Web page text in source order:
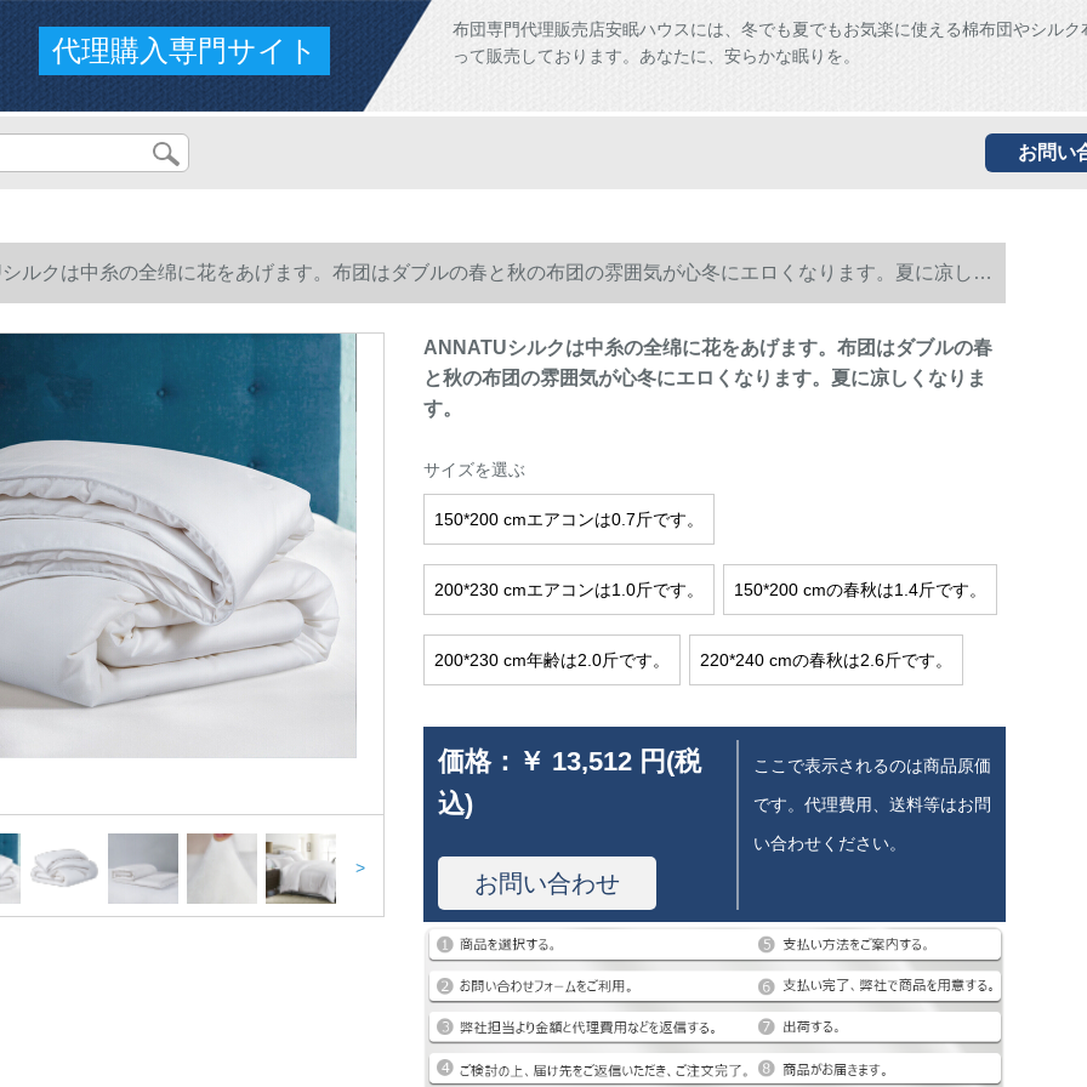
代理購入専門サイト
布団専門代理販売店安眠ハウスには、冬でも夏でもお気楽に使える棉布団やシルク
って販売しております。あなたに、安らかな眠りを。
お問い
ルクは中糸の全绵に花をあげます。布团はダブルの春と秋の布团の雰囲気が心冬にエロくなります。夏に凉しく
>
ANNATUシルクは中糸の全绵に花をあげます。布团はダブルの春
と秋の布团の雰囲気が心冬にエロくなります。夏に凉しくなりま
す。
サイズを選ぶ
150*200 cmエアコンは0.7斤です。
200*230 cmエアコンは1.0斤です。 150*200 cmの春秋は1.4斤です。
200*230 cm年齢は2.0斤です。 220*240 cmの春秋は2.6斤です。
価格： ￥ 13,512 円(税
込)
お問い合わせ
ここで表示されるのは商品原価
です。代理費用、送料等はお問
い合わせください。